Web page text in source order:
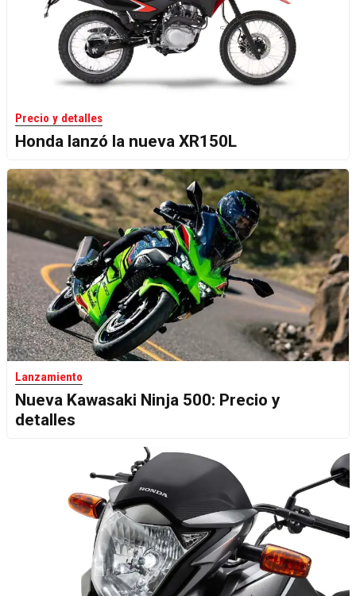
Precio y detalles
Honda lanzó la nueva XR150L
Lanzamiento
Nueva Kawasaki Ninja 500: Precio y
detalles